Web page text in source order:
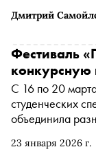
Дмитрий
кутежей: от
и сомнительных
23 января 2026 г.
Фестиваль
конкурсную
С 16 по 20
студенческих
объединила
из российской и